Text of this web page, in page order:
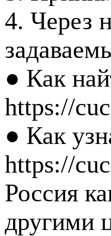
4. Через
● Как
https://
● Как
https://
Россия